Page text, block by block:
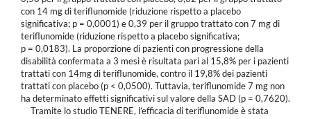
con 14 mg di teriflunomide (riduzione rispetto a placebo
significativa; p = 0,0001) e 0,39 per il gruppo trattato con 7 mg di
teriflunomide (riduzione rispetto a placebo significativa;
p = 0,0183). La proporzione di pazienti con progressione della
disabilità confermata a 3 mesi è risultata pari al 15,8% per i pazienti
trattati con 14mg di teriflunomide, contro il 19,8% dei pazienti
trattati con placebo (p < 0,0500). Tuttavia, teriflunomide 7 mg non
ha determinato effetti significativi sul valore della SAD (p = 0,7620).
Tramite lo studio TENERE, l’efficacia di teriflunomide è stata